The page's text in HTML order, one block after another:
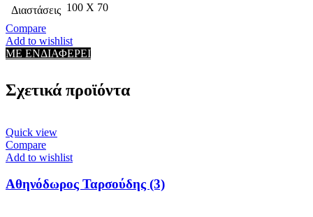
Διαστάσεις 100 X 70
Compare
Add to wishlist
ΜΕ ΕΝΔΙΑΦΕΡΕΙ
Σχετικά προϊόντα
Quick view
Compare
Add to wishlist
Αθηνόδωρος Ταρσούδης (3)